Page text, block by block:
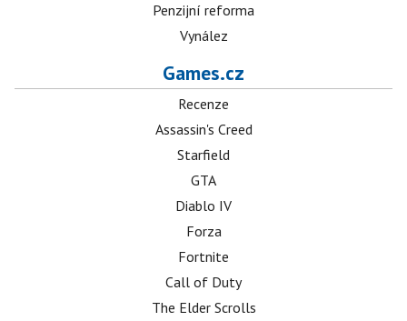
Penzijní reforma
Vynález
Games.cz
Recenze
Assassin's Creed
Starfield
GTA
Diablo IV
Forza
Fortnite
Call of Duty
The Elder Scrolls